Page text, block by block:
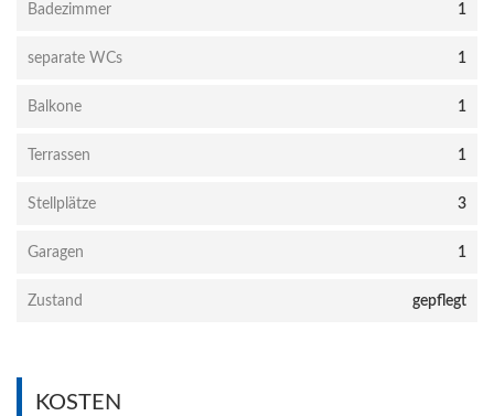
Badezimmer 1
separate WCs 1
Balkone 1
Terrassen 1
Stellplätze 3
Garagen 1
Zustand gepflegt
KOSTEN